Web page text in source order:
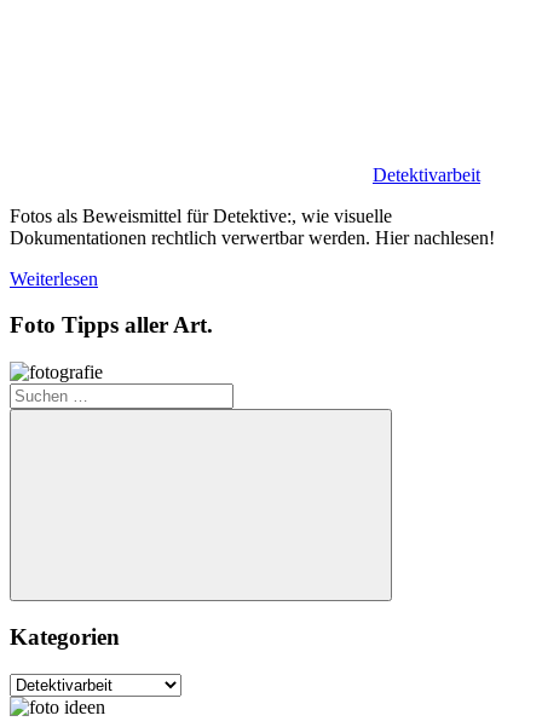
Detektivarbeit
Fotos als Beweismittel für Detektive:, wie visuelle
Dokumentationen rechtlich verwertbar werden. Hier nachlesen!
Weiterlesen
Foto Tipps aller Art.
Suchen
nach:
Suchen
Kategorien
Kategorien